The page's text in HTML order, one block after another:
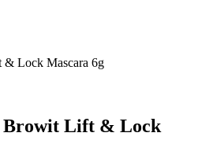
Lock Mascara 6g
Browit Lift & Lock